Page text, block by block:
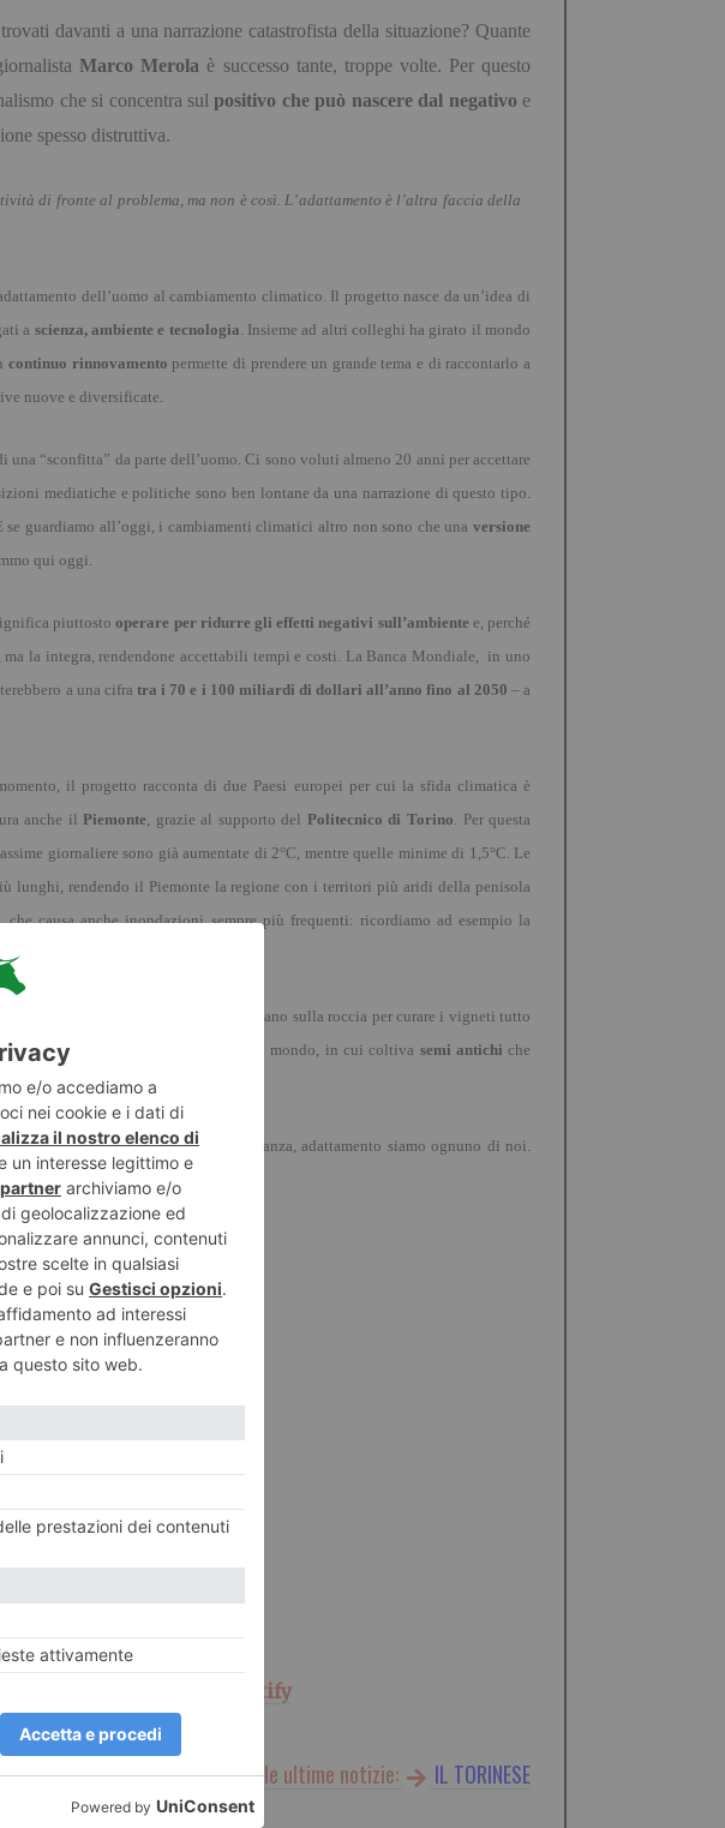
davanti a una narrazione catastrofista della situazione? Quante
Marco Merola è successo tante, troppe volte. Per questo
che si concentra sulpositivo che può nascere dal negativo e
spesso distruttiva.
àdi fronte al problema, ma non è così. L’adattamento è l’altra faccia della
dell’uomo al cambiamento climatico. Il progetto nasce da un’idea di
a scienza, ambiente e tecnologia. Insieme ad altri colleghi ha girato il mondo
continuo rinnovamento permette di prendere un grande tema e di raccontarlo a
nuove e diversificate.
una “sconfitta” da parte dell’uomo. Ci sono voluti almeno 20 anni per accettare
mediatiche e politiche sono ben lontane da una narrazione di questo tipo.
se guardiamo all’oggi, i cambiamenti climatici altro non sono che unaversione
qui oggi.
piuttostooperare per ridurre gli effetti negativi sull’ambiente e, perché
la integra, rendendone accettabili tempi e costi. La Banca Mondiale, in uno
a una cifra tra i 70 e i 100 miliardi di dollari all’anno fino al 2050 –a
il progetto racconta di due Paesi europei per cui la sfida climatica è
anche ilPiemonte, grazie al supporto del Politecnico di Torino. Per questa
giornaliere sono già aumentate di 2°C, mentre quelle minime di 1,5°C. Le
lunghi, rendendo il Piemonte la regione con i territori più aridi della penisola
causa anche inondazioni sempre più frequenti: ricordiamo ad esempio la
, in cui usano dei trenini che si arrampicano sulla roccia per curare i vigneti tutto
ha creato la prima del mondo, in cui coltiva semi antichi che
: “Adattamento evoca lungimiranza, adattamento siamo ognuno di noi.
tentiamo di abbracciarlo
Spotify
Leggi qui le ultime notizie: IL TORINESE